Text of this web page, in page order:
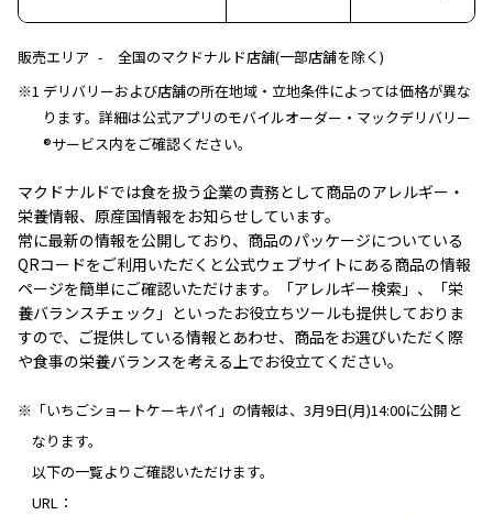
販売エリア
全国のマクドナルド店舗(一部店舗を除く)
※1 デリバリーおよび店舗の所在地域・立地条件によっては価格が異な
ります。詳細は公式アプリのモバイルオーダー・マックデリバリー
®サービス内をご確認ください。
マクドナルドでは食を扱う企業の責務として商品のアレルギー・
栄養情報、原産国情報をお知らせしています。
常に最新の情報を公開しており、商品のパッケージについている
QRコードをご利用いただくと公式ウェブサイトにある商品の情報
ページを簡単にご確認いただけます。「アレルギー検索」、「栄
養バランスチェック」といったお役立ちツールも提供しておりま
すので、ご提供している情報とあわせ、商品をお選びいただく際
や食事の栄養バランスを考える上でお役立てください。
※「いちごショートケーキパイ」の情報は、3月9日(月)14:00に公開と
なります。
以下の一覧よりご確認いただけます。
URL：